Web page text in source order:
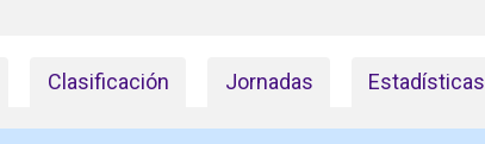
Clasificación Jornadas Estadísticas